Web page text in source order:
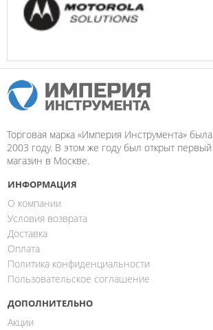
Торговая марка «Империя Инструмента»
2003 году. В этом же году был открыт
магазин в Москве.
ИНФОРМАЦИЯ
О компании
Условия возврата
Доставка
Оплата
Политика конфиденциальности
Пользовательское соглашение
ДОПОЛНИТЕЛЬНО
Акции